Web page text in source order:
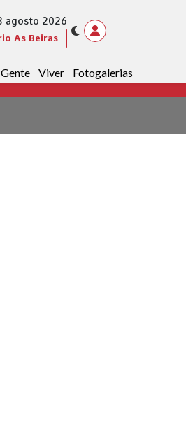
agosto 2026
As Beiras
Gente Viver Fotogalerias